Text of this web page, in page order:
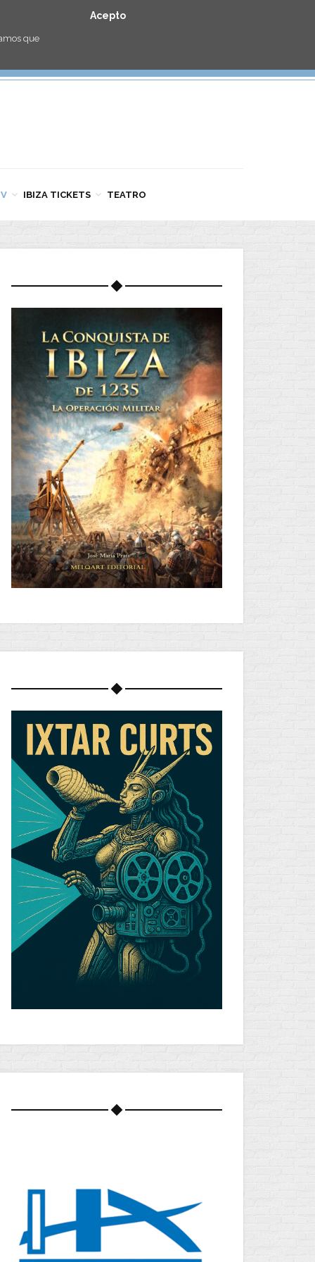
que
Acepto
IBIZA TICKETS TEATRO